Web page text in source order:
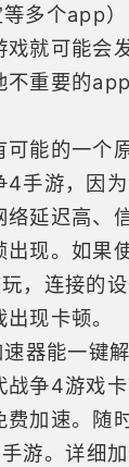
多个app
戏就可能会
不重要的
可能的一个
4手游，因
络延迟高、
出现。如果
，连接的
现卡顿。
器能一键
战争4游戏
费加速。随
游。详细